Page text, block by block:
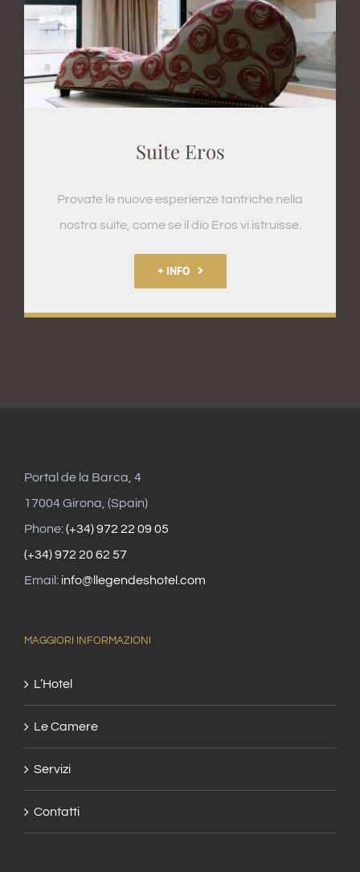
Suite Eros
Provate le nuove esperienze tantriche nella
nostra suite, come se il dio Eros vi istruisse.
+ INFO
Portal de la Barca, 4
17004 Girona, (Spain)
Phone:(+34) 972 22 09 05
(+34) 972 20 62 57
Email: info@llegendeshotel.com
MAGGIORI INFORMAZIONI
L’Hotel
Le Camere
Servizi
Contatti